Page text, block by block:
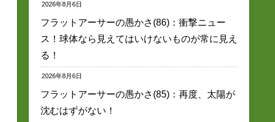
2026年8月6日
フラットアーサーの愚かさ(86)：衝撃ニュー
ス！球体なら見えてはいけないものが常に見え
る！
2026年8月6日
フラットアーサーの愚かさ(85)：再度、太陽が
沈むはずがない！